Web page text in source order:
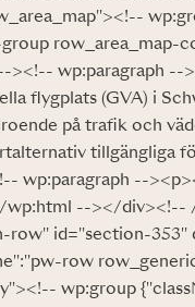
row_area_map-
wp:paragraph --
flygplats (GVA) i
på trafik och
tillgängliga
wp:paragraph --
--></div><!--
id="section-353"
row
wp:group